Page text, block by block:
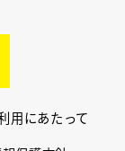
用にあたって